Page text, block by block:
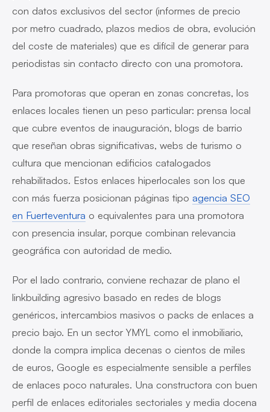
con datos exclusivos del sector (informes de precio
por metro cuadrado, plazos medios de obra, evolución
del coste de materiales) que es difícil de generar para
periodistas sin contacto directo con una promotora.
Para promotoras que operan en zonas concretas, los
enlaces locales tienen un peso particular: prensa local
que cubre eventos de inauguración, blogs de barrio
que reseñan obras significativas, webs de turismo o
cultura que mencionan edificios catalogados
rehabilitados. Estos enlaces hiperlocales son los que
con más fuerza posicionan páginas tipo agencia SEO
en Fuerteventura o equivalentes para una promotora
con presencia insular, porque combinan relevancia
geográfica con autoridad de medio.
Por el lado contrario, conviene rechazar de plano el
linkbuilding agresivo basado en redes de blogs
genéricos, intercambios masivos o packs de enlaces a
precio bajo. En un sector YMYL como el inmobiliario,
donde la compra implica decenas o cientos de miles
de euros, Google es especialmente sensible a perfiles
de enlaces poco naturales. Una constructora con buen
perfil de enlaces editoriales sectoriales y media docena